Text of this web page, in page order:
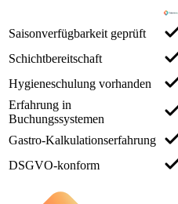
Saisonverfügbarkeit geprüft
Schichtbereitschaft
Hygieneschulung vorhanden
Erfahrung in
Buchungssystemen
Gastro-Kalkulationserfahrung
DSGVO-konform